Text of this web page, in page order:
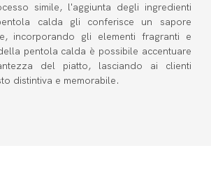
simile, l'aggiunta degli ingredienti
calda gli conferisce un sapore
incorporando gli elementi fragranti e
pentola calda è possibile accentuare
del piatto, lasciando ai clienti
distintiva e memorabile.